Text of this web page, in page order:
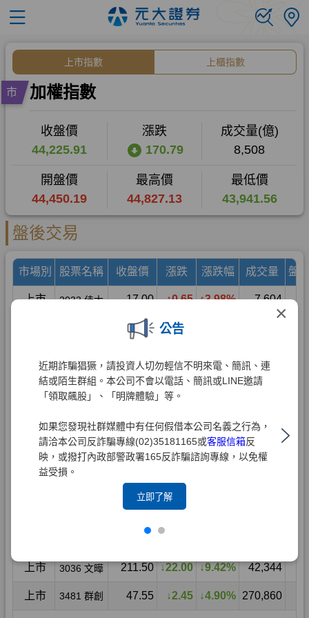
×
公告
近期詐騙猖獗，請投資人切勿輕信不明來電、簡訊、連
結或陌生群組。本公司不會以電話、簡訊或LINE邀請
「領取飆股」、「明牌體驗」等。
如果您發現社群媒體中有任何假借本公司名義之行為，
請洽本公司反詐騙專線(02)35181165或客服信箱反
映，或撥打內政部警政署165反詐騙諮詢專線，以免權
益受損。
立即了解